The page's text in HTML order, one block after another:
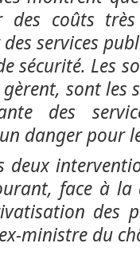
des coûts
services
sécurité. Les
sont les
des
danger pour
deux
face à la
des
ministre du